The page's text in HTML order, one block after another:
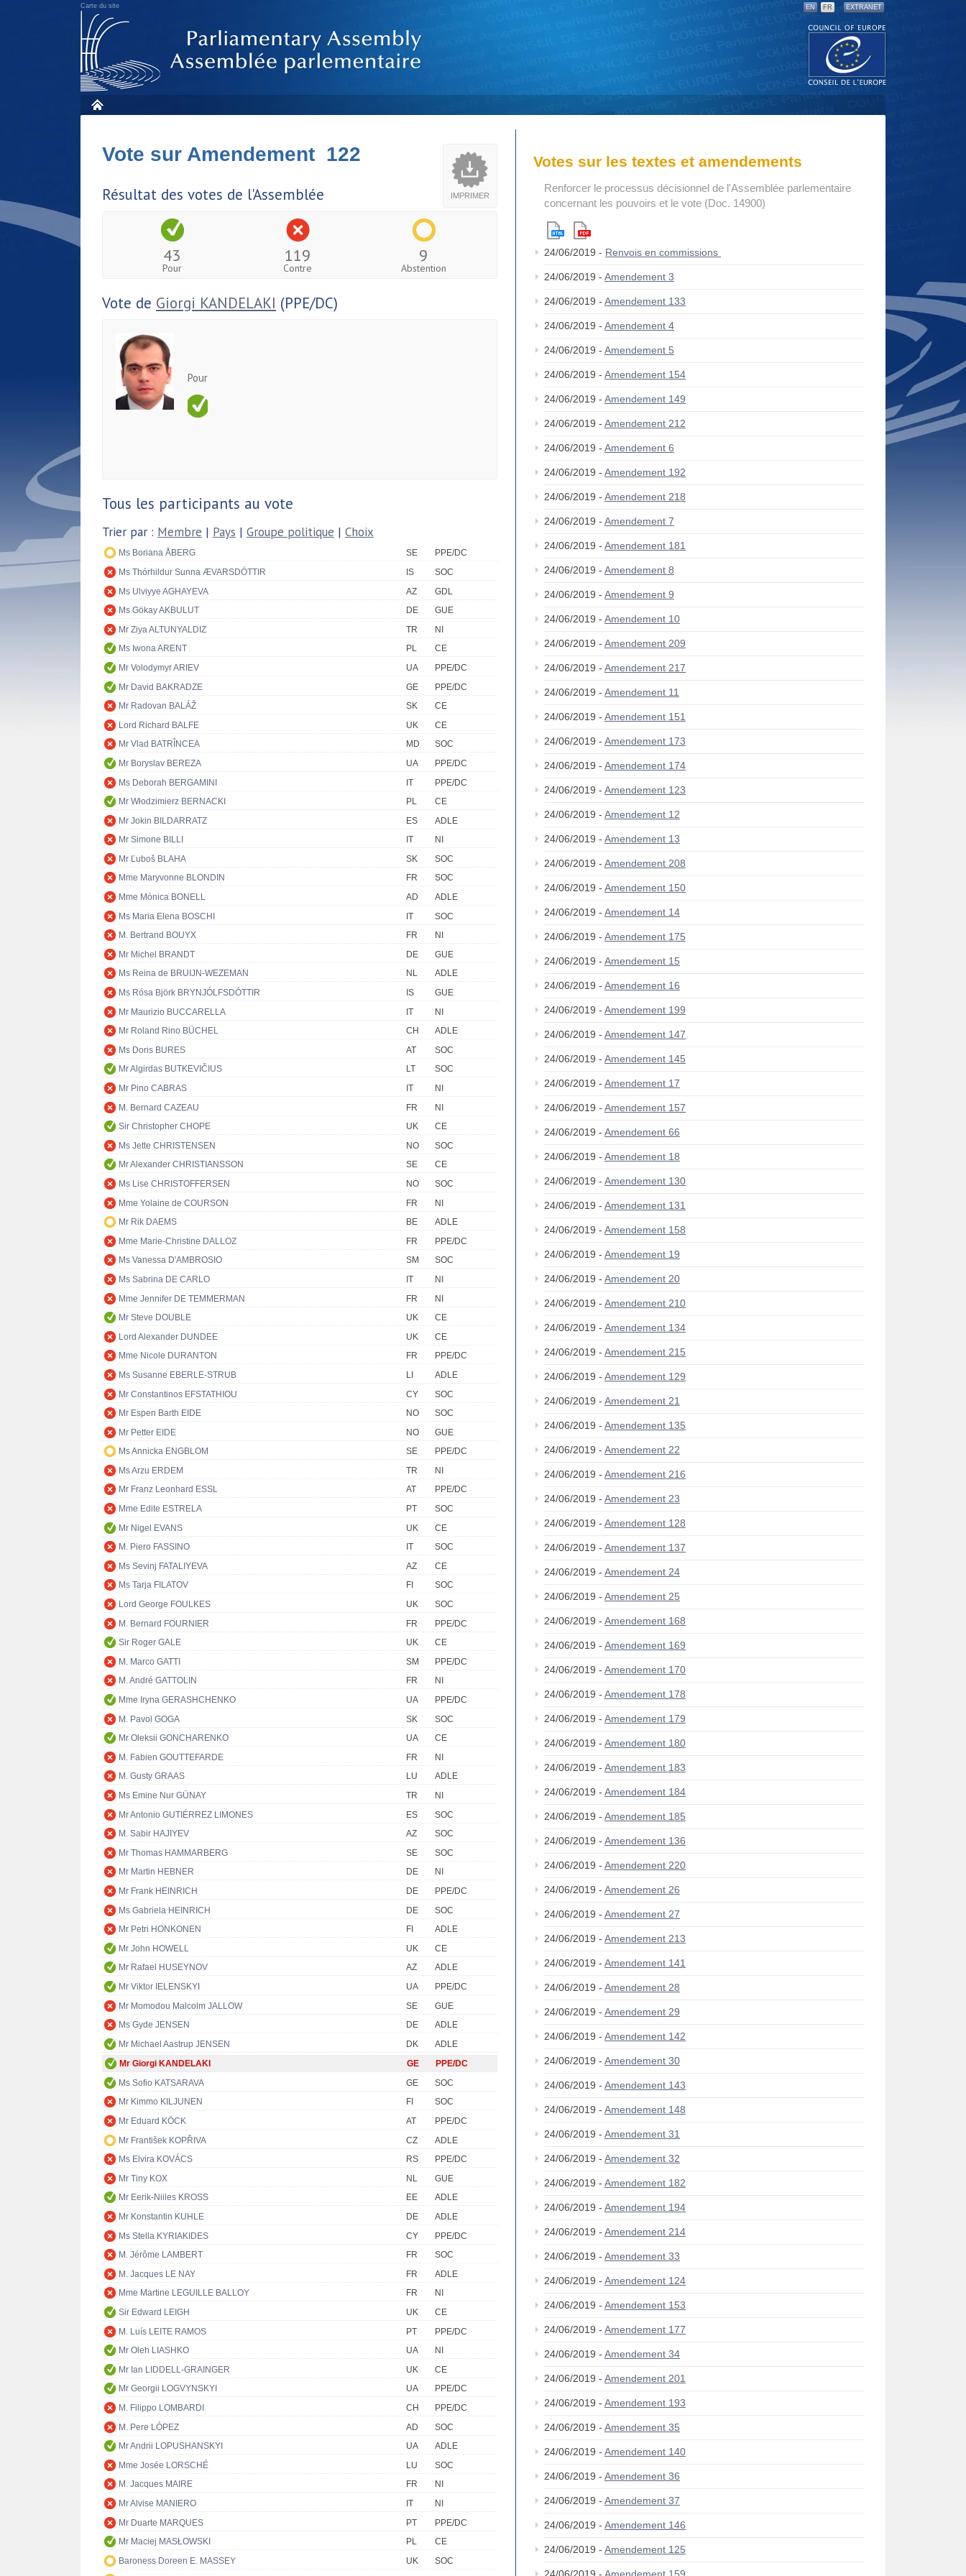
Carte du site EN FR EXTRANET
IMPRIMER
Vote sur Amendement 122
Résultat des votes de l'Assemblée
43
Pour
119
Contre
9
Abstention
Vote de Giorgi KANDELAKI (PPE/DC)
Pour
Tous les participants au vote
Trier par : Membre | Pays | Groupe politique | Choix
Ms Boriana ÅBERG SE
PPE/DC
Ms Thórhildur Sunna ÆVARSDÓTTIR
IS
SOC
Ms Ulviyye AGHAYEVA
AZ
GDL
Ms Gökay AKBULUT
DE
GUE
Mr Ziya ALTUNYALDIZ
TR
NI
Ms Iwona ARENT
PL
CE
Mr Volodymyr ARIEV
UA
PPE/DC
Mr David BAKRADZE
GE
PPE/DC
Mr Radovan BALÁŽ
SK
CE
Lord Richard BALFE
UK
CE
Mr Vlad BATRÎNCEA
MD
SOC
Mr Boryslav BEREZA
UA
PPE/DC
Ms Deborah BERGAMINI
IT
PPE/DC
Mr Włodzimierz BERNACKI
PL
CE
Mr Jokin BILDARRATZ
ES
ADLE
Mr Simone BILLI
IT
NI
Mr Ľuboš BLAHA
SK
SOC
Mme Maryvonne BLONDIN
FR
SOC
Mme Mònica BONELL
AD
ADLE
Ms Maria Elena BOSCHI
IT
SOC
M. Bertrand BOUYX
FR
NI
Mr Michel BRANDT
DE
GUE
Ms Reina de BRUIJN-WEZEMAN
NL
ADLE
Ms Rósa Björk BRYNJÓLFSDÓTTIR
IS
GUE
Mr Maurizio BUCCARELLA
IT
NI
Mr Roland Rino BÜCHEL
CH
ADLE
Ms Doris BURES
AT
SOC
Mr Algirdas BUTKEVIČIUS
LT
SOC
Mr Pino CABRAS
IT
NI
M. Bernard CAZEAU
FR
NI
Sir Christopher CHOPE
UK
CE
Ms Jette CHRISTENSEN
NO
SOC
Mr Alexander CHRISTIANSSON
SE
CE
Ms Lise CHRISTOFFERSEN
NO
SOC
Mme Yolaine de COURSON
FR
NI
Mr Rik DAEMS
BE
ADLE
Mme Marie-Christine DALLOZ
FR
PPE/DC
Ms Vanessa D'AMBROSIO
SM
SOC
Ms Sabrina DE CARLO
IT
NI
Mme Jennifer DE TEMMERMAN
FR
NI
Mr Steve DOUBLE
UK
CE
Lord Alexander DUNDEE
UK
CE
Mme Nicole DURANTON
FR
PPE/DC
Ms Susanne EBERLE-STRUB
LI
ADLE
Mr Constantinos EFSTATHIOU
CY
SOC
Mr Espen Barth EIDE
NO
SOC
Mr Petter EIDE
NO
GUE
Ms Annicka ENGBLOM
SE
PPE/DC
Ms Arzu ERDEM
TR
NI
Mr Franz Leonhard ESSL
AT
PPE/DC
Mme Edite ESTRELA
PT
SOC
Mr Nigel EVANS
UK
CE
M. Piero FASSINO
IT
SOC
Ms Sevinj FATALIYEVA
AZ
CE
Ms Tarja FILATOV
FI
SOC
Lord George FOULKES
UK
SOC
M. Bernard FOURNIER
FR
PPE/DC
Sir Roger GALE
UK
CE
M. Marco GATTI
SM
PPE/DC
M. André GATTOLIN
FR
NI
Mme Iryna GERASHCHENKO
UA
PPE/DC
M. Pavol GOGA
SK
SOC
Mr Oleksii GONCHARENKO
UA
CE
M. Fabien GOUTTEFARDE
FR
NI
M. Gusty GRAAS
LU
ADLE
Ms Emine Nur GÜNAY
TR
NI
Mr Antonio GUTIÉRREZ LIMONES
ES
SOC
M. Sabir HAJIYEV
AZ
SOC
Mr Thomas HAMMARBERG
SE
SOC
Mr Martin HEBNER
DE
NI
Mr Frank HEINRICH
DE
PPE/DC
Ms Gabriela HEINRICH
DE
SOC
Mr Petri HONKONEN
FI
ADLE
Mr John HOWELL
UK
CE
Mr Rafael HUSEYNOV
AZ
ADLE
Mr Viktor IELENSKYI
UA
PPE/DC
Mr Momodou Malcolm JALLOW
SE
GUE
Ms Gyde JENSEN
DE
ADLE
Mr Michael Aastrup JENSEN
DK
ADLE
Mr Giorgi KANDELAKI
GE
PPE/DC
Ms Sofio KATSARAVA
GE
SOC
Mr Kimmo KILJUNEN
FI
SOC
Mr Eduard KÖCK
AT
PPE/DC
Mr František KOPŘIVA
CZ
ADLE
Ms Elvira KOVÁCS
RS
PPE/DC
Mr Tiny KOX
NL
GUE
Mr Eerik-Niiles KROSS
EE
ADLE
Mr Konstantin KUHLE
DE
ADLE
Ms Stella KYRIAKIDES
CY
PPE/DC
M. Jérôme LAMBERT
FR
SOC
M. Jacques LE NAY
FR
ADLE
Mme Martine LEGUILLE BALLOY
FR
NI
Sir Edward LEIGH
UK
CE
M. Luís LEITE RAMOS
PT
PPE/DC
Mr Oleh LIASHKO
UA
NI
Mr Ian LIDDELL-GRAINGER
UK
CE
Mr Georgii LOGVYNSKYI
UA
PPE/DC
M. Filippo LOMBARDI
CH
PPE/DC
M. Pere LÓPEZ
AD
SOC
Mr Andrii LOPUSHANSKYI
UA
ADLE
Mme Josée LORSCHÉ
LU
SOC
M. Jacques MAIRE
FR
NI
Mr Alvise MANIERO
IT
NI
Mr Duarte MARQUES
PT
PPE/DC
Mr Maciej MASŁOWSKI
PL
CE
Baroness Doreen E. MASSEY
UK
SOC
Votes sur les textes et amendements
Renforcer le processus décisionnel de l'Assemblée parlementaire
concernant les pouvoirs et le vote (Doc. 14900)
24/06/2019 - Renvois en commissions
24/06/2019 - Amendement 3
24/06/2019 - Amendement 133
24/06/2019 - Amendement 4
24/06/2019 - Amendement 5
24/06/2019 - Amendement 154
24/06/2019 - Amendement 149
24/06/2019 - Amendement 212
24/06/2019 - Amendement 6
24/06/2019 - Amendement 192
24/06/2019 - Amendement 218
24/06/2019 - Amendement 7
24/06/2019 - Amendement 181
24/06/2019 - Amendement 8
24/06/2019 - Amendement 9
24/06/2019 - Amendement 10
24/06/2019 - Amendement 209
24/06/2019 - Amendement 217
24/06/2019 - Amendement 11
24/06/2019 - Amendement 151
24/06/2019 - Amendement 173
24/06/2019 - Amendement 174
24/06/2019 - Amendement 123
24/06/2019 - Amendement 12
24/06/2019 - Amendement 13
24/06/2019 - Amendement 208
24/06/2019 - Amendement 150
24/06/2019 - Amendement 14
24/06/2019 - Amendement 175
24/06/2019 - Amendement 15
24/06/2019 - Amendement 16
24/06/2019 - Amendement 199
24/06/2019 - Amendement 147
24/06/2019 - Amendement 145
24/06/2019 - Amendement 17
24/06/2019 - Amendement 157
24/06/2019 - Amendement 66
24/06/2019 - Amendement 18
24/06/2019 - Amendement 130
24/06/2019 - Amendement 131
24/06/2019 - Amendement 158
24/06/2019 - Amendement 19
24/06/2019 - Amendement 20
24/06/2019 - Amendement 210
24/06/2019 - Amendement 134
24/06/2019 - Amendement 215
24/06/2019 - Amendement 129
24/06/2019 - Amendement 21
24/06/2019 - Amendement 135
24/06/2019 - Amendement 22
24/06/2019 - Amendement 216
24/06/2019 - Amendement 23
24/06/2019 - Amendement 128
24/06/2019 - Amendement 137
24/06/2019 - Amendement 24
24/06/2019 - Amendement 25
24/06/2019 - Amendement 168
24/06/2019 - Amendement 169
24/06/2019 - Amendement 170
24/06/2019 - Amendement 178
24/06/2019 - Amendement 179
24/06/2019 - Amendement 180
24/06/2019 - Amendement 183
24/06/2019 - Amendement 184
24/06/2019 - Amendement 185
24/06/2019 - Amendement 136
24/06/2019 - Amendement 220
24/06/2019 - Amendement 26
24/06/2019 - Amendement 27
24/06/2019 - Amendement 213
24/06/2019 - Amendement 141
24/06/2019 - Amendement 28
24/06/2019 - Amendement 29
24/06/2019 - Amendement 142
24/06/2019 - Amendement 30
24/06/2019 - Amendement 143
24/06/2019 - Amendement 148
24/06/2019 - Amendement 31
24/06/2019 - Amendement 32
24/06/2019 - Amendement 182
24/06/2019 - Amendement 194
24/06/2019 - Amendement 214
24/06/2019 - Amendement 33
24/06/2019 - Amendement 124
24/06/2019 - Amendement 153
24/06/2019 - Amendement 177
24/06/2019 - Amendement 34
24/06/2019 - Amendement 201
24/06/2019 - Amendement 193
24/06/2019 - Amendement 35
24/06/2019 - Amendement 140
24/06/2019 - Amendement 36
24/06/2019 - Amendement 37
24/06/2019 - Amendement 146
24/06/2019 - Amendement 125